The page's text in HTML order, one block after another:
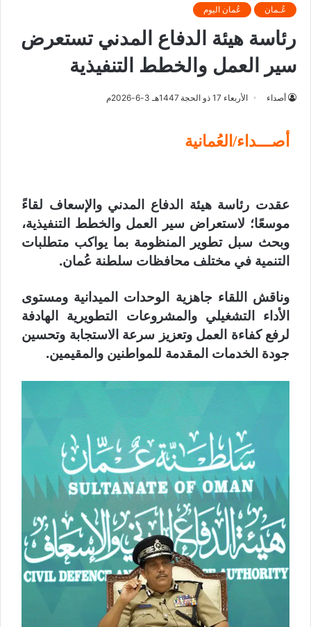
عُـمان عُمان اليوم
رئاسة هيئة الدفاع المدني تستعرض
سير العمل والخطط التنفيذية
أصداء الأربعاء 17 ذو الحجة 1447هـ 3-6-2026م
أصـــداء/العُمانية
عقدت رئاسة هيئة الدفاع المدني والإسعاف لقاءً
موسعًا؛ لاستعراض سير العمل والخطط التنفيذية،
وبحث سبل تطوير المنظومة بما يواكب متطلبات
التنمية في مختلف محافظات سلطنة عُمان.
وناقش اللقاء جاهزية الوحدات الميدانية ومستوى
الأداء التشغيلي والمشروعات التطويرية الهادفة
لرفع كفاءة العمل وتعزيز سرعة الاستجابة وتحسين
جودة الخدمات المقدمة للمواطنين والمقيمين.